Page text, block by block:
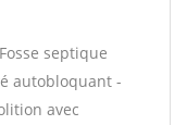
septique
autobloquant -
avec